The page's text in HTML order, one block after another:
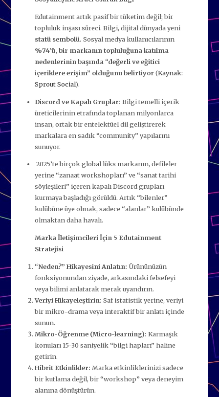
Edutainment artık pasif bir tüketim değil; bir
topluluk inşası süreci. Bilgi, dijital dünyada yeni
statü sembolü. Sosyal medya kullanıcılarının
%74’ü, bir markanın topluluğuna katılma
nedenlerinin başında “değerli ve eğitici
içeriklere erişim” olduğunu belirtiyor (Kaynak:
Sprout Social).
Discord ve Kapalı Gruplar: Bilgi temelli içerik
üreticilerinin etrafında toplanan milyonlarca
insan, ortak bir entelektüel dil geliştirerek
markalara en sadık “community” yapılarını
sunuyor.
2025’te birçok global lüks markanın, defileler
yerine “zanaat workshopları” ve “sanat tarihi
söyleşileri” içeren kapalı Discord grupları
kurmaya başladığı görüldü. Artık “bilenler”
kulübüne üye olmak, sadece “alanlar” kulübünde
olmaktan daha havalı.
Marka İletişimcileri İçin 5 Edutainment
Stratejisi
“Neden?” Hikayesini Anlatın: Ürününüzün
fonksiyonundan ziyade, arkasındaki felsefeyi
veya bilimi anlatarak merak uyandırın.
Veriyi Hikayeleştirin: Saf istatistik yerine, veriyi
bir mikro-drama veya interaktif bir anlatı içinde
sunun.
Mikro-Öğrenme (Micro-learning): Karmaşık
konuları 15-30 saniyelik “bilgi hapları” haline
getirin.
Hibrit Etkinlikler: Marka etkinliklerinizi sadece
bir kutlama değil, bir “workshop” veya deneyim
alanına dönüştürün.